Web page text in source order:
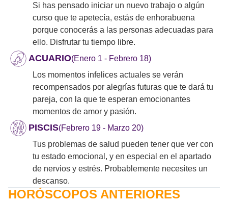
Si has pensado iniciar un nuevo trabajo o algún
curso que te apetecía, estás de enhorabuena
porque conocerás a las personas adecuadas para
ello. Disfrutar tu tiempo libre.
ACUARIO(Enero 1 - Febrero 18)
Los momentos infelices actuales se verán
recompensados por alegrías futuras que te dará tu
pareja, con la que te esperan emocionantes
momentos de amor y pasión.
PISCIS(Febrero 19 - Marzo 20)
Tus problemas de salud pueden tener que ver con
tu estado emocional, y en especial en el apartado
de nervios y estrés. Probablemente necesites un
descanso.
HORÓSCOPOS ANTERIORES